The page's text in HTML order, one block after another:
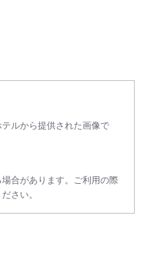
ルから提供された画像で
合があります。ご利用の際
さい。